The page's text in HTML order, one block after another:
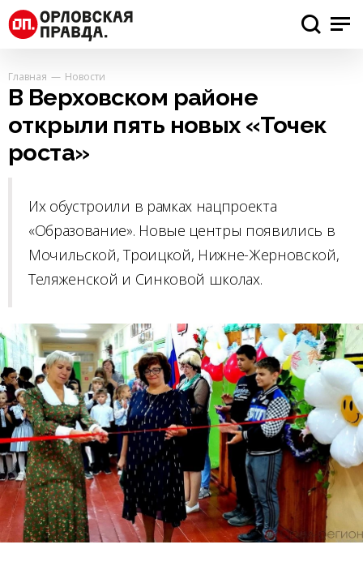
Главная Новости
В Верховском районе
открыли пять новых «Точек
роста»
Их обустроили в рамках нацпроекта
«Образование». Новые центры появились в
Мочильской, Троицкой, Нижне-Жерновской,
Теляженской и Синковой школах.